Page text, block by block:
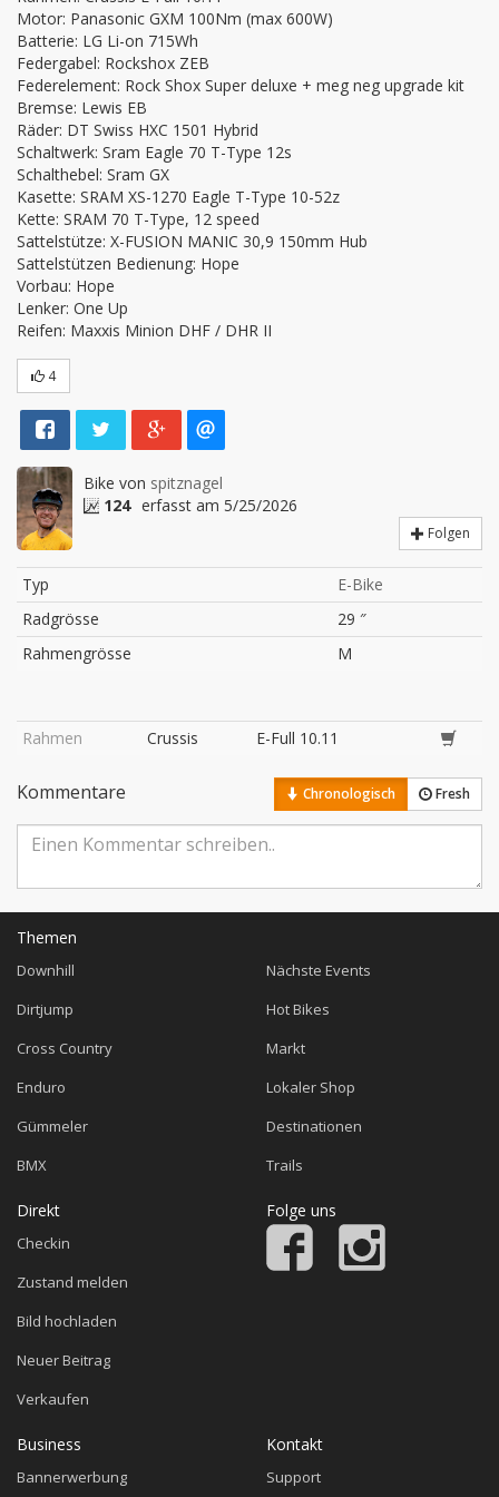
Motor: Panasonic GXM 100Nm (max 600W)
Batterie: LG Li-on 715Wh
Federgabel: Rockshox ZEB
Federelement: Rock Shox Super deluxe + meg neg upgrade kit
Bremse: Lewis EB
Räder: DT Swiss HXC 1501 Hybrid
Schaltwerk: Sram Eagle 70 T-Type 12s
Schalthebel: Sram GX
Kasette: SRAM XS-1270 Eagle T-Type 10-52z
Kette: SRAM 70 T-Type, 12 speed
Sattelstütze: X-FUSION MANIC 30,9 150mm Hub
Sattelstützen Bedienung: Hope
Vorbau: Hope
Lenker: One Up
Reifen: Maxxis Minion DHF / DHR II
4
Bike von spitznagel
124 erfasst am 5/25/2026
Folgen
Typ
E-Bike
Radgrösse
29 ″
Rahmengrösse
M
Rahmen Crussis E-Full 10.11
Kommentare Chronologisch Fresh
Themen
Downhill
Dirtjump
Cross Country
Enduro
Gümmeler
BMX
Nächste Events
Hot Bikes
Markt
Lokaler Shop
Destinationen
Trails
Direkt
Checkin
Zustand melden
Bild hochladen
Neuer Beitrag
Verkaufen
Folge uns
Business
Bannerwerbung
Kontakt
Support